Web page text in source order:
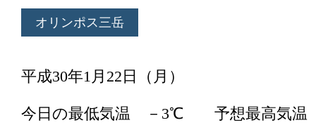
オリンポス三岳
平成30年1月22日（月）
今日の最低気温 －3℃ 予想最高気